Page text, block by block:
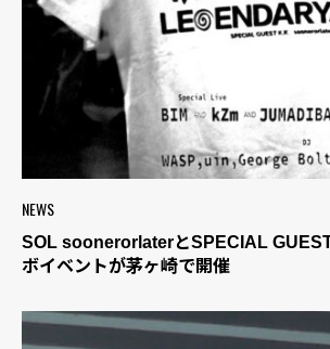
NEWS
SOL soonerorlaterとSPECIAL
ボイベントが茅ヶ崎で開催